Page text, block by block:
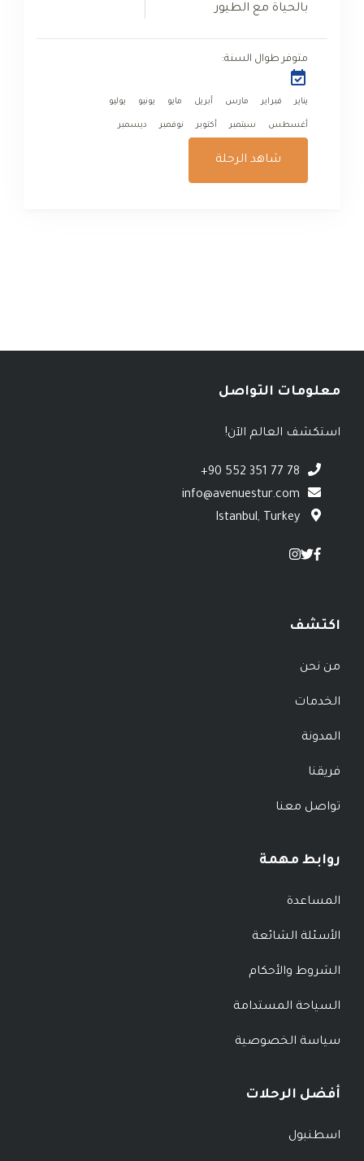
بالحياة مع الطيور
إلى جنب. أفضل وقت
للزيارة هو في شهر...
متوفر طوال السنة:
يناير فبراير مارس أبريل مايو يونيو يوليو
أغسطس سبتمبر أكتوبر نوفمبر ديسمبر
شاهد الرحلة
معلومات التواصل
استكشف العالم الآن!
+90 552 351 77 78
info@avenuestur.com
اكتشف
من نحن
الخدمات
المدونة
فريقنا
تواصل معنا
روابط مهمة
المساعدة
الأسئلة الشائعة
الشروط والأحكام
السياحة المستدامة
سياسة الخصوصية
أفضل الرحلات
اسطنبول